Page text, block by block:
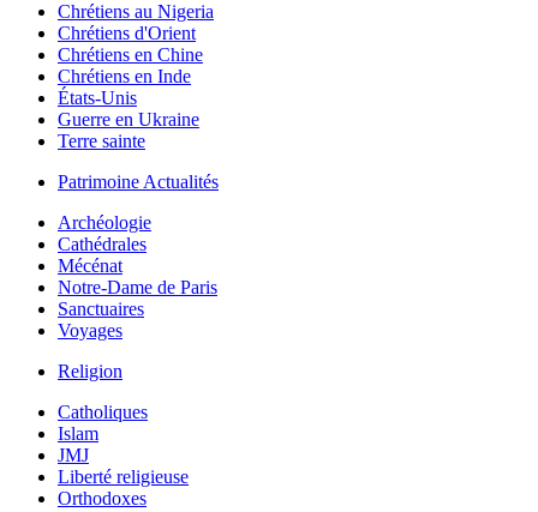
Chrétiens au Nigeria
Chrétiens d'Orient
Chrétiens en Chine
Chrétiens en Inde
États-Unis
Guerre en Ukraine
Terre sainte
Patrimoine Actualités
Archéologie
Cathédrales
Mécénat
Notre-Dame de Paris
Sanctuaires
Voyages
Religion
Catholiques
Islam
JMJ
Liberté religieuse
Orthodoxes